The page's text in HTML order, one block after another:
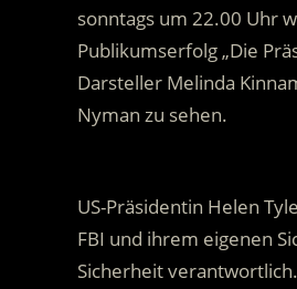
sonntags um 22.00 Uhr
Publikumserfolg „Die
Darsteller Melinda
Nyman zu sehen.
US-Präsidentin Helen
FBI und ihrem eigenen
Sicherheit